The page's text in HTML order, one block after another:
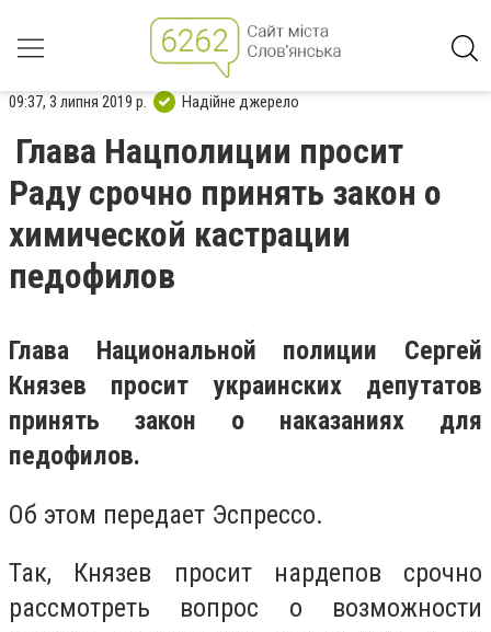
09:37, 3 липня 2019 р. Надійне джерело
Глава Нацполиции просит
Раду срочно принять закон о
химической кастрации
педофилов
Глава Национальной полиции Сергей
Князев просит украинских депутатов
принять закон о наказаниях для
педофилов.
Об этом передает Эспрессо.
Так, Князев просит нардепов срочно
рассмотреть вопрос о возможности